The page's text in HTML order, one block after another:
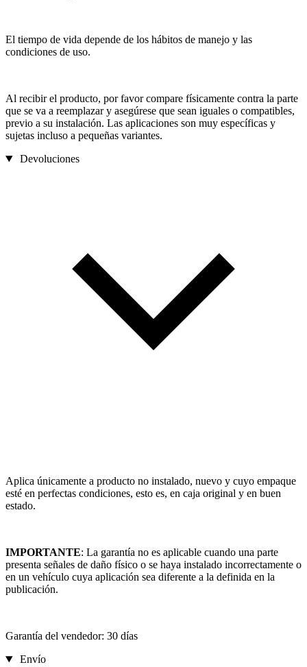
El tiempo de vida depende de los hábitos de manejo y las
condiciones de uso.
Al recibir el producto, por favor compare físicamente contra la parte
que se va a reemplazar y asegúrese que sean iguales o compatibles,
previo a su instalación. Las aplicaciones son muy específicas y
sujetas incluso a pequeñas variantes.
Devoluciones
Aplica únicamente a producto no instalado, nuevo y cuyo empaque
esté en perfectas condiciones, esto es, en caja original y en buen
estado.
IMPORTANTE: La garantía no es aplicable cuando una parte
presenta señales de daño físico o se haya instalado incorrectamente o
en un vehículo cuya aplicación sea diferente a la definida en la
publicación.
Garantía del vendedor: 30 días
Envío